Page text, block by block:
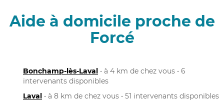
Aide à domicile proche de
Forcé
Bonchamp-lès-Laval • à 4 km de chez vous • 6
intervenants disponibles
Laval • à 8 km de chez vous • 51 intervenants disponibles